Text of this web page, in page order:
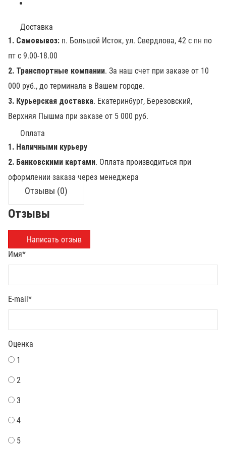
Доставка
1. Самовывоз: п. Большой Исток, ул. Свердлова, 42 с пн по
пт с 9.00-18.00
2. Транспортные компании. За наш счет при заказе от 10
000 руб., до терминала в Вашем городе.
3. Курьерская доставка. Екатеринбург, Березовский,
Верхняя Пышма при заказе от 5 000 руб.
Оплата
1. Наличными курьеру
2. Банковскими картами. Оплата производиться при
оформлении заказа через менеджера
Отзывы (0)
Отзывы
Написать отзыв
Имя*
E-mail*
Оценка
1
2
3
4
5